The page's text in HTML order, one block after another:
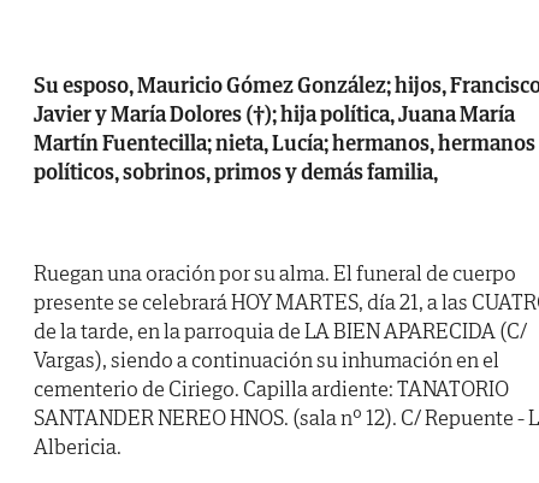
Su esposo, Mauricio Gómez González; hijos,
Javier y María Dolores (†); hija política, Juana María
Martín Fuentecilla; nieta, Lucía; hermanos, hermanos
políticos, sobrinos, primos y demás familia,
Ruegan una oración por su alma. El funeral de cuerpo
presente se celebrará HOY MARTES, día 21, a las
de la tarde, en la parroquia de LA BIEN APARECIDA (C/
Vargas), siendo a continuación su inhumación en el
cementerio de Ciriego. Capilla ardiente: TANATORIO
SANTANDER NEREO HNOS. (sala nº 12). C/ Repuente -
Albericia.